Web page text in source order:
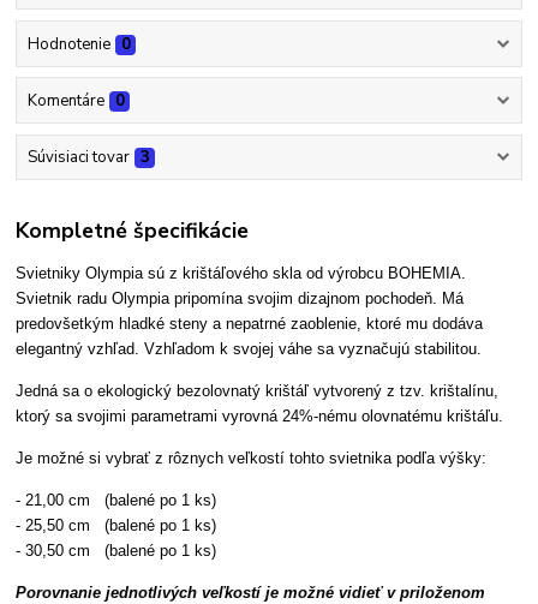
Hodnotenie 0
Komentáre 0
Súvisiaci tovar 3
Kompletné špecifikácie
Svietniky Olympia sú z krištáľového skla od výrobcu BOHEMIA.
Svietnik radu Olympia pripomína svojim dizajnom pochodeň. Má
predovšetkým hladké steny a nepatrné zaoblenie, ktoré mu dodáva
elegantný vzhľad. Vzhľadom k svojej váhe sa vyznačujú stabilitou.
Jedná sa o ekologický bezolovnatý krištáľ vytvorený z tzv. krištalínu,
ktorý sa svojimi parametrami vyrovná 24%-nému olovnatému krištáľu.
Je možné si vybrať z rôznych veľkostí tohto svietnika podľa výšky:
- 21,00 cm (balené po 1 ks)
- 25,50 cm (balené po 1 ks)
- 30,50 cm (balené po 1 ks)
Porovnanie jednotlivých veľkostí je možné vidieť v priloženom